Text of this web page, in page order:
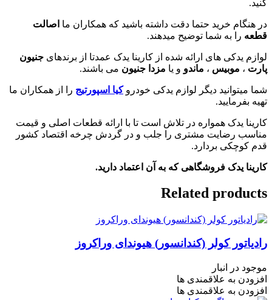
کنید.
در هنگام خرید حتما دقت داشته باشید که همکاران ما اصالت
قطعه را به شما توضیح میدهند.
لوازم یدکی های ارائه شده از کارینا یدک عمدتا از برندهای جنیون
پارت ، موبیس ، ماندو و یا مزدا جنیون می باشند.
شما میتوانید دیگر لوازم یدکی خودروکیا اسپورتیج را از همکاران ما
تهیه بفرمایید.
کارینا یدک همواره در تلاش است تا با ارائه قطعات اصلی و قیمت
مناسب رضایت مشتری را جلب و در گردش چرخه اقتصاد کشور
قدم کوچکی بردارد.
کارینا یدک فروشگاهی که به آن اعتماد دارید.
Related products
رادیاتور کولر (کندانسور) هیوندای وراکروز
موجود در انبار
افزودن به علاقمندی ها
افزودن به علاقمندی ها